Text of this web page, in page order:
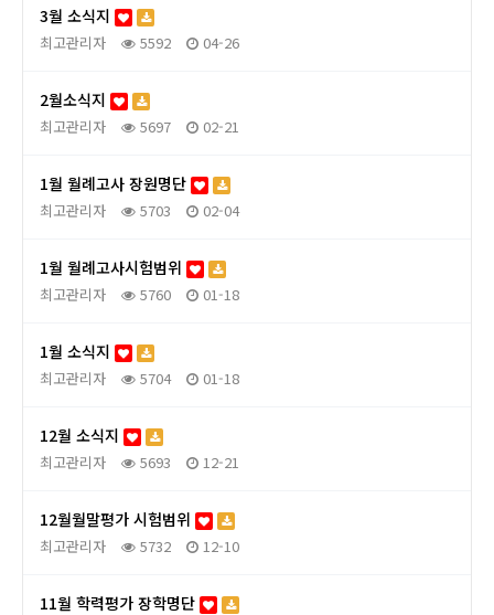
3월 소식지
최고관리자 5592 04-26
2월소식지
최고관리자 5697 02-21
1월 월례고사 장원명단
최고관리자 5703 02-04
1월 월례고사시험범위
최고관리자 5760 01-18
1월 소식지
최고관리자 5704 01-18
12월 소식지
최고관리자 5693 12-21
12월월말평가 시험범위
최고관리자 5732 12-10
11월 학력평가 장학명단